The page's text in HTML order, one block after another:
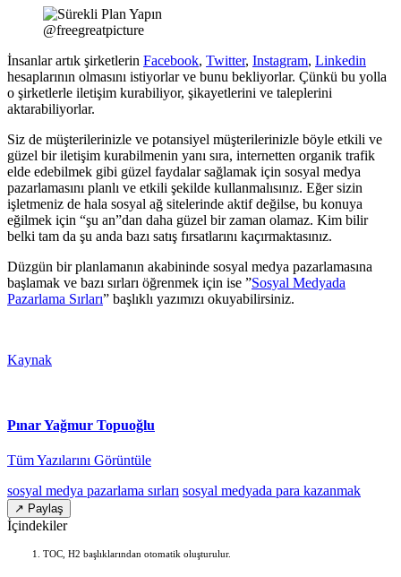
@freegreatpicture
İnsanlar artık şirketlerin Facebook, Twitter, Instagram, Linkedin
hesaplarının olmasını istiyorlar ve bunu bekliyorlar. Çünkü bu yolla
o şirketlerle iletişim kurabiliyor, şikayetlerini ve taleplerini
aktarabiliyorlar.
Siz de müşterilerinizle ve potansiyel müşterilerinizle böyle etkili ve
güzel bir iletişim kurabilmenin yanı sıra, internetten organik trafik
elde edebilmek gibi güzel faydalar sağlamak için sosyal medya
pazarlamasını planlı ve etkili şekilde kullanmalısınız. Eğer sizin
işletmeniz de hala sosyal ağ sitelerinde aktif değilse, bu konuya
eğilmek için “şu an”dan daha güzel bir zaman olamaz. Kim bilir
belki tam da şu anda bazı satış fırsatlarını kaçırmaktasınız.
Düzgün bir planlamanın akabininde sosyal medya pazarlamasına
başlamak ve bazı sırları öğrenmek için ise ”Sosyal Medyada
Pazarlama Sırları” başlıklı yazımızı okuyabilirsiniz.
Kaynak
Pınar Yağmur Topuoğlu
Tüm Yazılarını Görüntüle
sosyal medya pazarlama sırları sosyal medyada para kazanmak
↗ Paylaş
İçindekiler
TOC, H2 başlıklarından otomatik oluşturulur.